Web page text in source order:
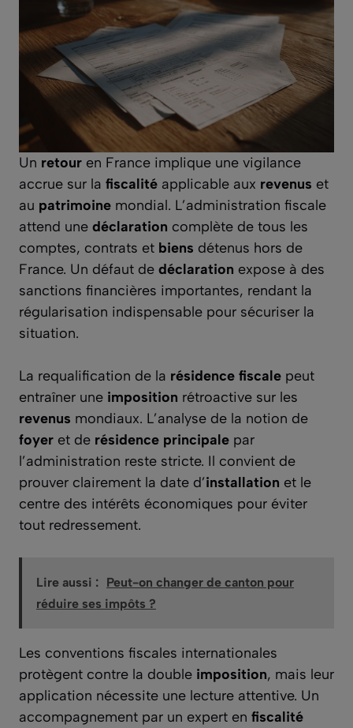
Un retour en France implique une vigilance
accrue sur la fiscalité applicable aux revenus et
au patrimoine mondial. L’administration fiscale
attend une déclaration complète de tous les
comptes, contrats et biens détenus hors de
France. Un défaut de déclaration expose à des
sanctions financières importantes, rendant la
régularisation indispensable pour sécuriser la
situation.
La requalification de la résidence fiscale peut
entraîner une imposition rétroactive sur les
revenus mondiaux. L’analyse de la notion de
foyer et de résidence principale par
l’administration reste stricte. Il convient de
prouver clairement la date d’installation et le
centre des intérêts économiques pour éviter
tout redressement.
Lire aussi : Peut-on changer de canton pour
réduire ses impôts ?
Les conventions fiscales internationales
protègent contre la double imposition, mais leur
application nécessite une lecture attentive. Un
accompagnement par un expert en fiscalité